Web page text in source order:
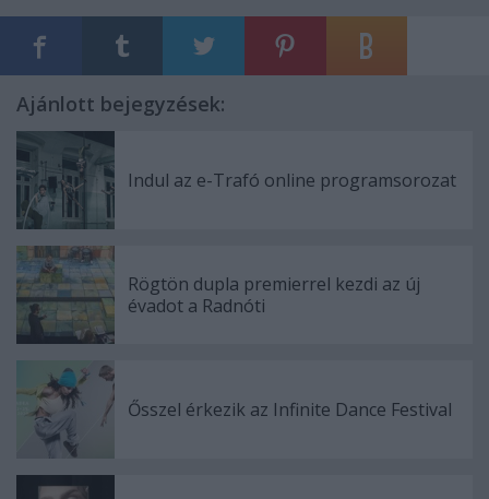
Ajánlott bejegyzések:
Indul az e-Trafó online programsorozat
Rögtön dupla premierrel kezdi az új
évadot a Radnóti
Ősszel érkezik az Infinite Dance Festival